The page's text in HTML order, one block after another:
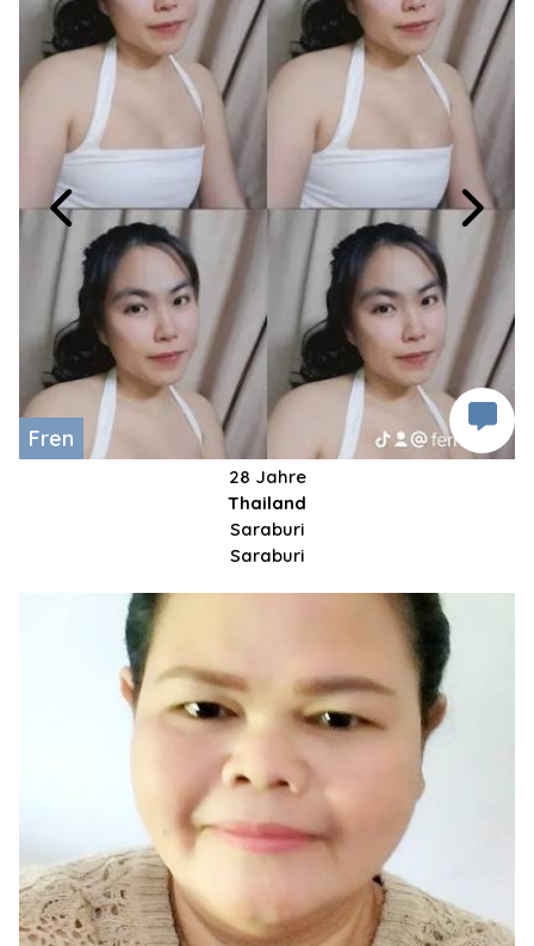
Fren
28 Jahre
Thailand
Saraburi
Saraburi